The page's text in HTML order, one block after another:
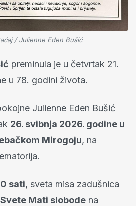
/ Julienne Eden Bušić
preminula je u četvrtak 21.
u 78. godini života.
Julienne Eden Bušić
26. svibnja 2026. godine u
Mirogoju, na
sati, sveta misa zadušnica
Mati slobode na